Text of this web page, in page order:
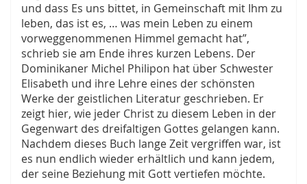
und dass Es uns bittet, in Gemeinschaft mit Ihm zu
leben, das ist es, … was mein Leben zu einem
vorweggenommenen Himmel gemacht hat”,
schrieb sie am Ende ihres kurzen Lebens. Der
Dominikaner Michel Philipon hat über Schwester
Elisabeth und ihre Lehre eines der schönsten
Werke der geistlichen Literatur geschrieben. Er
zeigt hier, wie jeder Christ zu diesem Leben in der
Gegenwart des dreifaltigen Gottes gelangen kann.
Nachdem dieses Buch lange Zeit vergriffen war, ist
es nun endlich wieder erhältlich und kann jedem,
der seine Beziehung mit Gott vertiefen möchte.